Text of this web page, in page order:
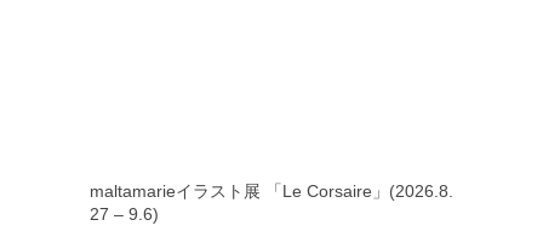
maltamarieイラスト展 「Le Corsaire」(2026.8.
27 – 9.6)